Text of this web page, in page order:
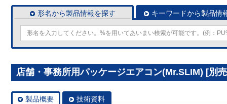
形名から製品情報を探す キーワードから製品情
店舗・事務所用パッケージエアコン(Mr.SLIM) [別
製品概要 技術資料